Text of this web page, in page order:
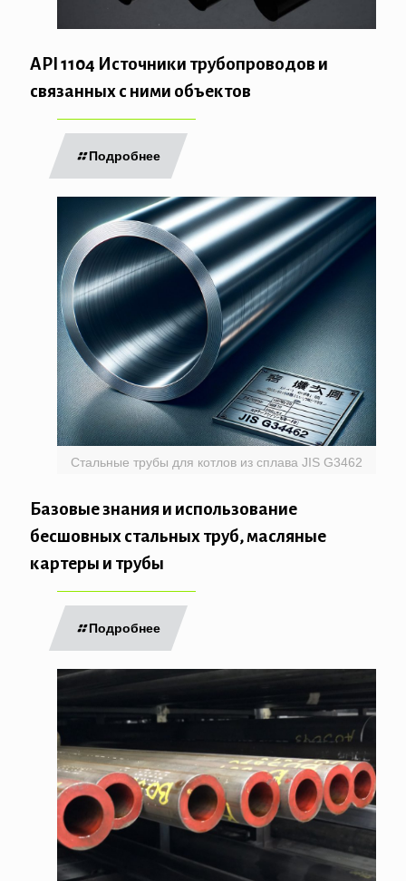
API 1104 Источники трубопроводов и
связанных с ними объектов
Подробнее
Стальные трубы для котлов из сплава JIS G3462
Базовые знания и использование
бесшовных стальных труб, масляные
картеры и трубы
Подробнее